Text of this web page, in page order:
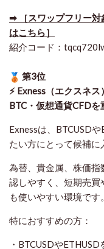
➡ ［スワップフリー対
はこちら］
紹介コード：
第3位
⚡ Exness（エクスネス）
BTC・仮想通貨CFDを
Exnessは、BTCUSD
たい方にとって候補に
為替、貴金属、株価
認しやすく、短期売買
も使いやすい環境です。
特におすすめの方：
・BTCUSDや